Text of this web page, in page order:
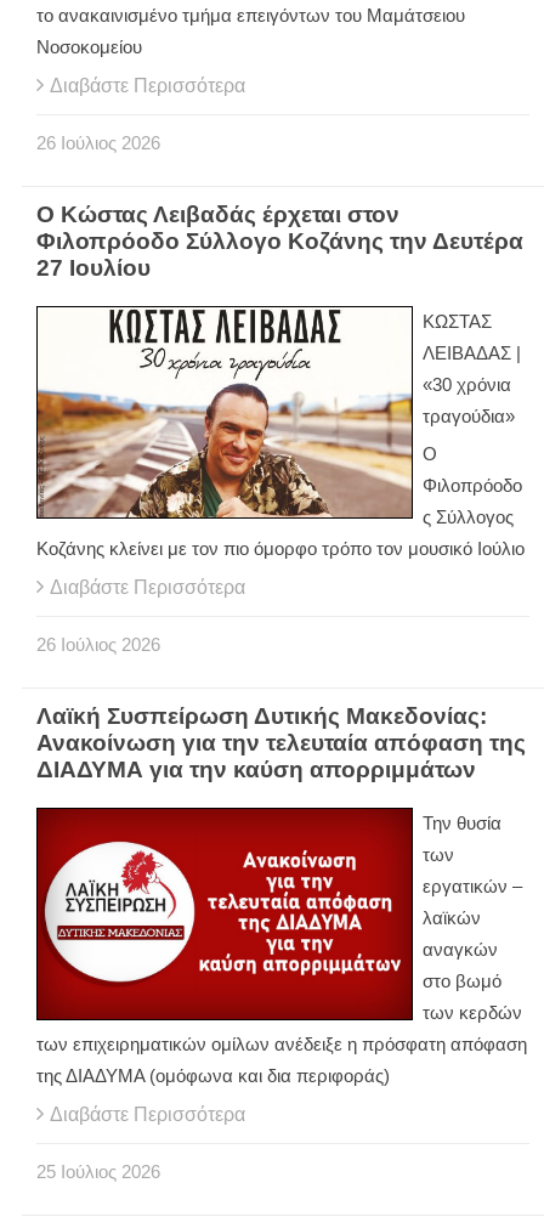
το ανακαινισμένο τμήμα επειγόντων του Μαμάτσειου
Νοσοκομείου
Διαβάστε Περισσότερα
26 Ιούλιος 2026
Ο Κώστας Λειβαδάς έρχεται στον
Φιλοπρόοδο Σύλλογο Κοζάνης την Δευτέρα
27 Ιουλίου
ΚΩΣΤΑΣ
ΛΕΙΒΑΔΑΣ |
«30 χρόνια
τραγούδια»
Ο
Φιλοπρόοδο
ς Σύλλογος
Κοζάνης κλείνει με τον πιο όμορφο τρόπο τον μουσικό Ιούλιο
Διαβάστε Περισσότερα
26 Ιούλιος 2026
Λαϊκή Συσπείρωση Δυτικής Μακεδονίας:
Ανακοίνωση για την τελευταία απόφαση της
ΔΙΑΔΥΜΑ για την καύση απορριμμάτων
Την θυσία
των
εργατικών –
λαϊκών
αναγκών
στο βωμό
των κερδών
των επιχειρηματικών ομίλων ανέδειξε η πρόσφατη απόφαση
της ΔΙΑΔΥΜΑ (ομόφωνα και δια περιφοράς)
Διαβάστε Περισσότερα
25 Ιούλιος 2026